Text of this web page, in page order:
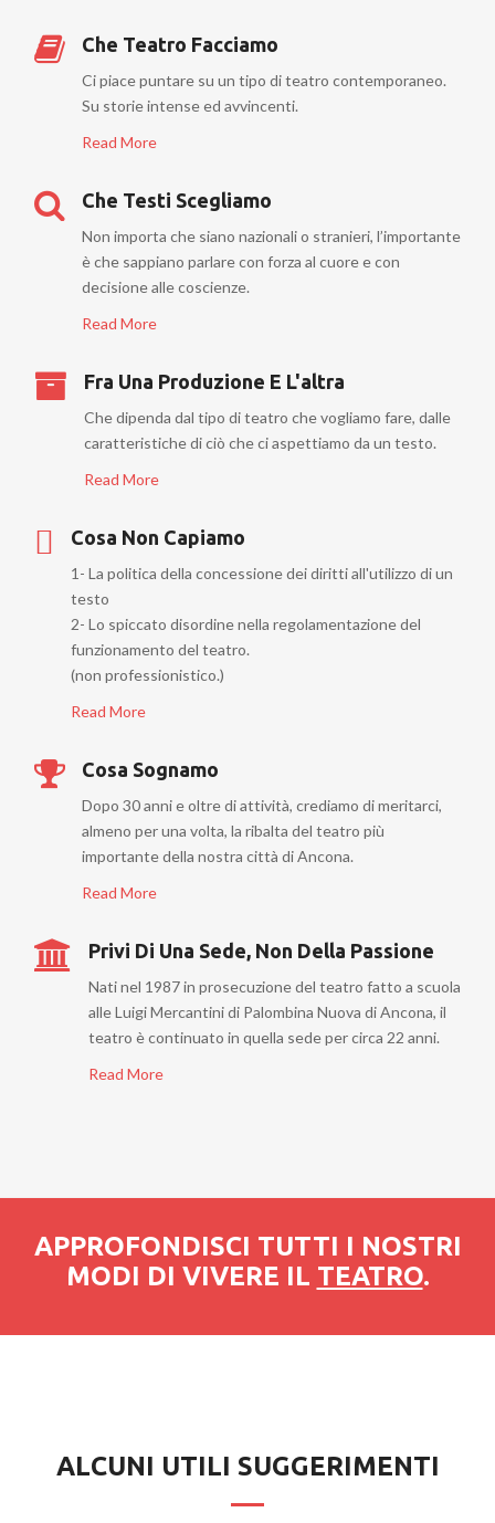
Che Teatro Facciamo
Ci piace puntare su un tipo di teatro contemporaneo.
Su storie intense ed avvincenti.
Read More
Che Testi Scegliamo
Non importa che siano nazionali o stranieri, l’importante
è che sappiano parlare con forza al cuore e con
decisione alle coscienze.
Read More
Fra Una Produzione E L'altra
Che dipenda dal tipo di teatro che vogliamo fare, dalle
caratteristiche di ciò che ci aspettiamo da un testo.
Read More
Cosa Non Capiamo
1- La politica della concessione dei diritti all'utilizzo di un
testo
2- Lo spiccato disordine nella regolamentazione del
funzionamento del teatro.
(non professionistico.)
Read More
Cosa Sognamo
Dopo 30 anni e oltre di attività, crediamo di meritarci,
almeno per una volta, la ribalta del teatro più
importante della nostra città di Ancona.
Read More
Privi Di Una Sede, Non Della Passione
Nati nel 1987 in prosecuzione del teatro fatto a scuola
alle Luigi Mercantini di Palombina Nuova di Ancona, il
teatro è continuato in quella sede per circa 22 anni.
Read More
APPROFONDISCI TUTTI I NOSTRI
MODI DI VIVERE IL TEATRO.
ALCUNI UTILI SUGGERIMENTI